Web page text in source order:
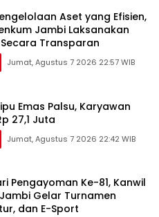
Aset yang Efisien,
Jambi Laksanakan
Secara Transparan
Jumat, Agustus 7 2026 22:57 WIB
Emas Palsu, Karyawan
27,1 Juta
Jumat, Agustus 7 2026 22:42 WIB
Pengayoman Ke-81, Kanwil
Gelar Turnamen
dan E-Sport